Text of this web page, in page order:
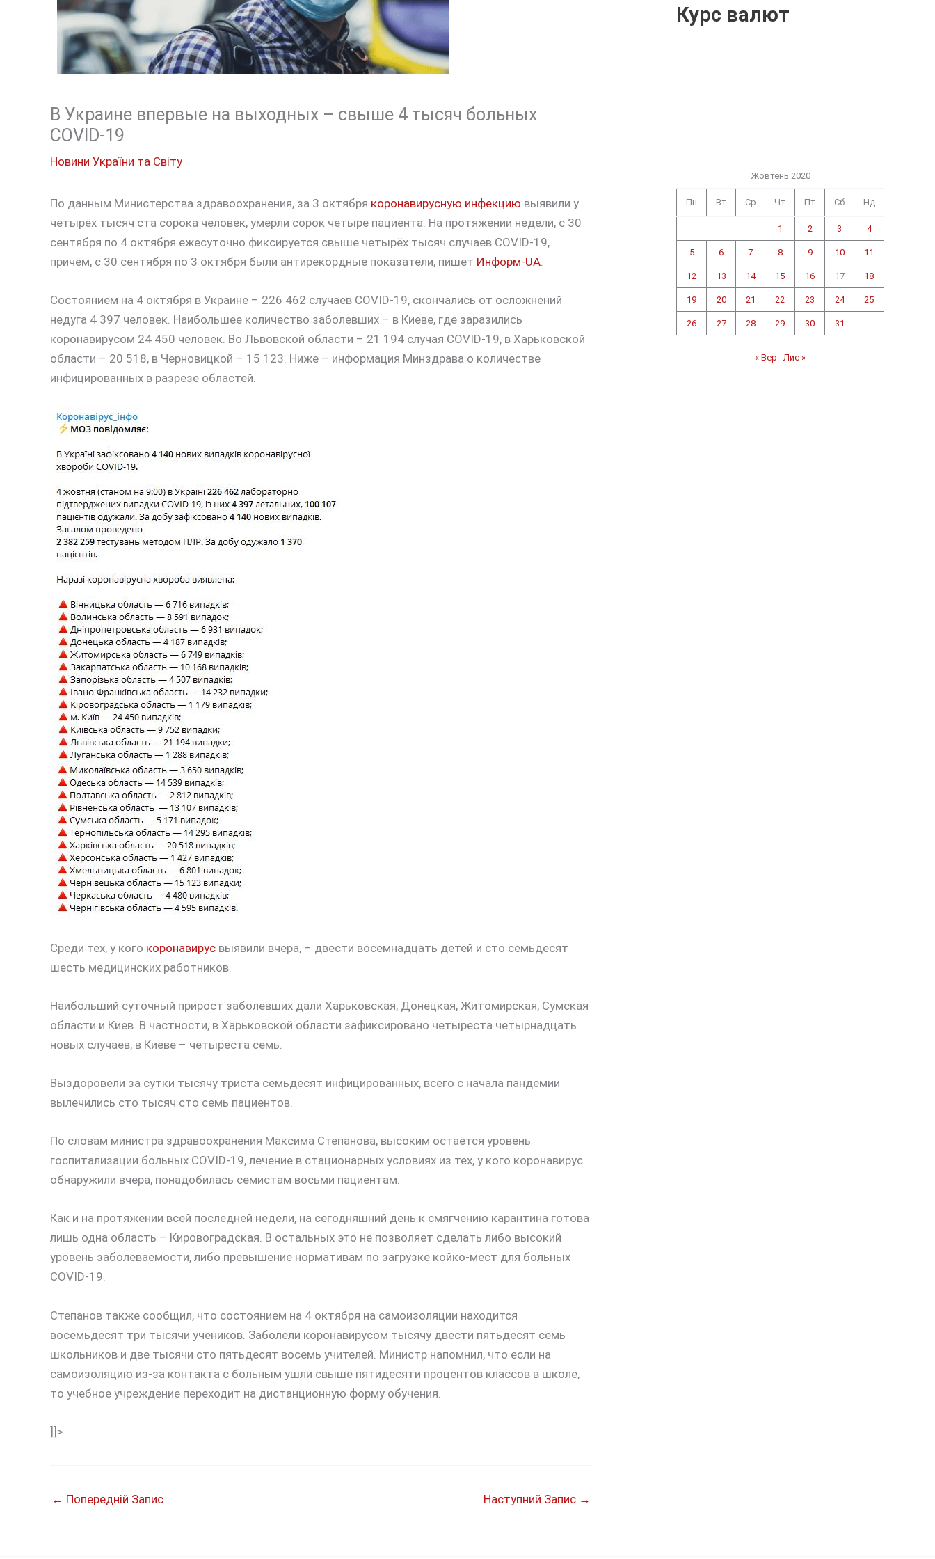
В Украине впервые на выходных – свыше 4 тысяч больных
COVID-19
Новини України та Світу
По данным Министерства здравоохранения, за 3 октября коронавирусную инфекцию выявили у
четырёх тысяч ста сорока человек, умерли сорок четыре пациента. На протяжении недели, с 30
сентября по 4 октября ежесуточно фиксируется свыше четырёх тысяч случаев COVID-19,
причём, с 30 сентября по 3 октября были антирекордные показатели, пишет Информ-UA.
Состоянием на 4 октября в Украине – 226 462 случаев COVID-19, скончались от осложнений
недуга 4 397 человек. Наибольшее количество заболевших – в Киеве, где заразились
коронавирусом 24 450 человек. Во Львовской области – 21 194 случая COVID-19, в Харьковской
области – 20 518, в Черновицкой – 15 123. Ниже – информация Минздрава о количестве
инфицированных в разрезе областей.
Среди тех, у кого коронавирус выявили вчера, – двести восемнадцать детей и сто семьдесят
шесть медицинских работников.
Наибольший суточный прирост заболевших дали Харьковская, Донецкая, Житомирская, Сумская
области и Киев. В частности, в Харьковской области зафиксировано четыреста четырнадцать
новых случаев, в Киеве – четыреста семь.
Выздоровели за сутки тысячу триста семьдесят инфицированных, всего с начала пандемии
вылечились сто тысяч сто семь пациентов.
По словам министра здравоохранения Максима Степанова, высоким остаётся уровень
госпитализации больных COVID-19, лечение в стационарных условиях из тех, у кого коронавирус
обнаружили вчера, понадобилась семистам восьми пациентам.
Как и на протяжении всей последней недели, на сегодняшний день к смягчению карантина готова
лишь одна область – Кировоградская. В остальных это не позволяет сделать либо высокий
уровень заболеваемости, либо превышение нормативам по загрузке койко-мест для больных
COVID-19.
Степанов также сообщил, что состоянием на 4 октября на самоизоляции находится
восемьдесят три тысячи учеников. Заболели коронавирусом тысячу двести пятьдесят семь
школьников и две тысячи сто пятьдесят восемь учителей. Министр напомнил, что если на
самоизоляцию из-за контакта с больным ушли свыше пятидесяти процентов классов в школе,
то учебное учреждение переходит на дистанционную форму обучения.
]]>
← Попередній Запис Наступний Запис →
Курс валют
Жовтень 2020
Пн Вт Ср Чт Пт Сб Нд
1 2 3 4
5 6 7 8 9 10 11
12 13 14 15 16 17 18
19 20 21 22 23 24 25
26 27 28 29 30 31
« Вер Лис »